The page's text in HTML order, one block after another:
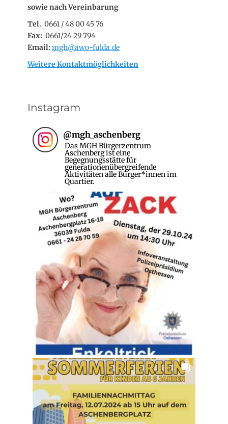
sowie nach Vereinbarung
Tel. 0661 / 48 00 45 76
Fax: 0661/24 29 794
Email: mgh@awo-fulda.de
Weitere Kontaktmöglichkeiten
Instagram
@mgh_aschenberg
Das MGH Bürgerzentrum
Aschenberg ist eine
Begegnungsstätte für
generationenübergreifende
Aktivitäten alle Bürger*innen im
Quartier.